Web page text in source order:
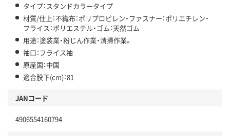
タイプ：スタンドカラータイプ
材質/仕上：不織布：ポリプロピレン・ファスナー：ポリエチレン・
フライス：ポリエステル・ゴム：天然ゴム
用途：塗装業・粉じん作業・清掃作業。
袖口：フライス袖
原産国：中国
適合股下(cm)：81
JANコード
4906554160794